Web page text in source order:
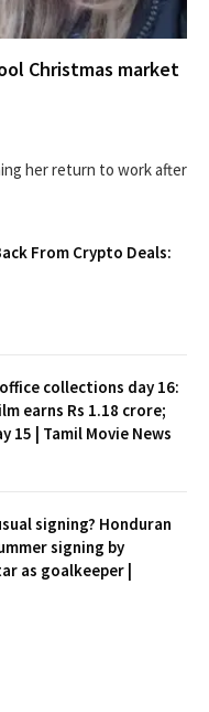
Christmas market
her return to work after
From Crypto Deals:
office collections day 16:
earns Rs 1.18 crore;
15 | Tamil Movie News
signing? Honduran
signing by
as goalkeeper |